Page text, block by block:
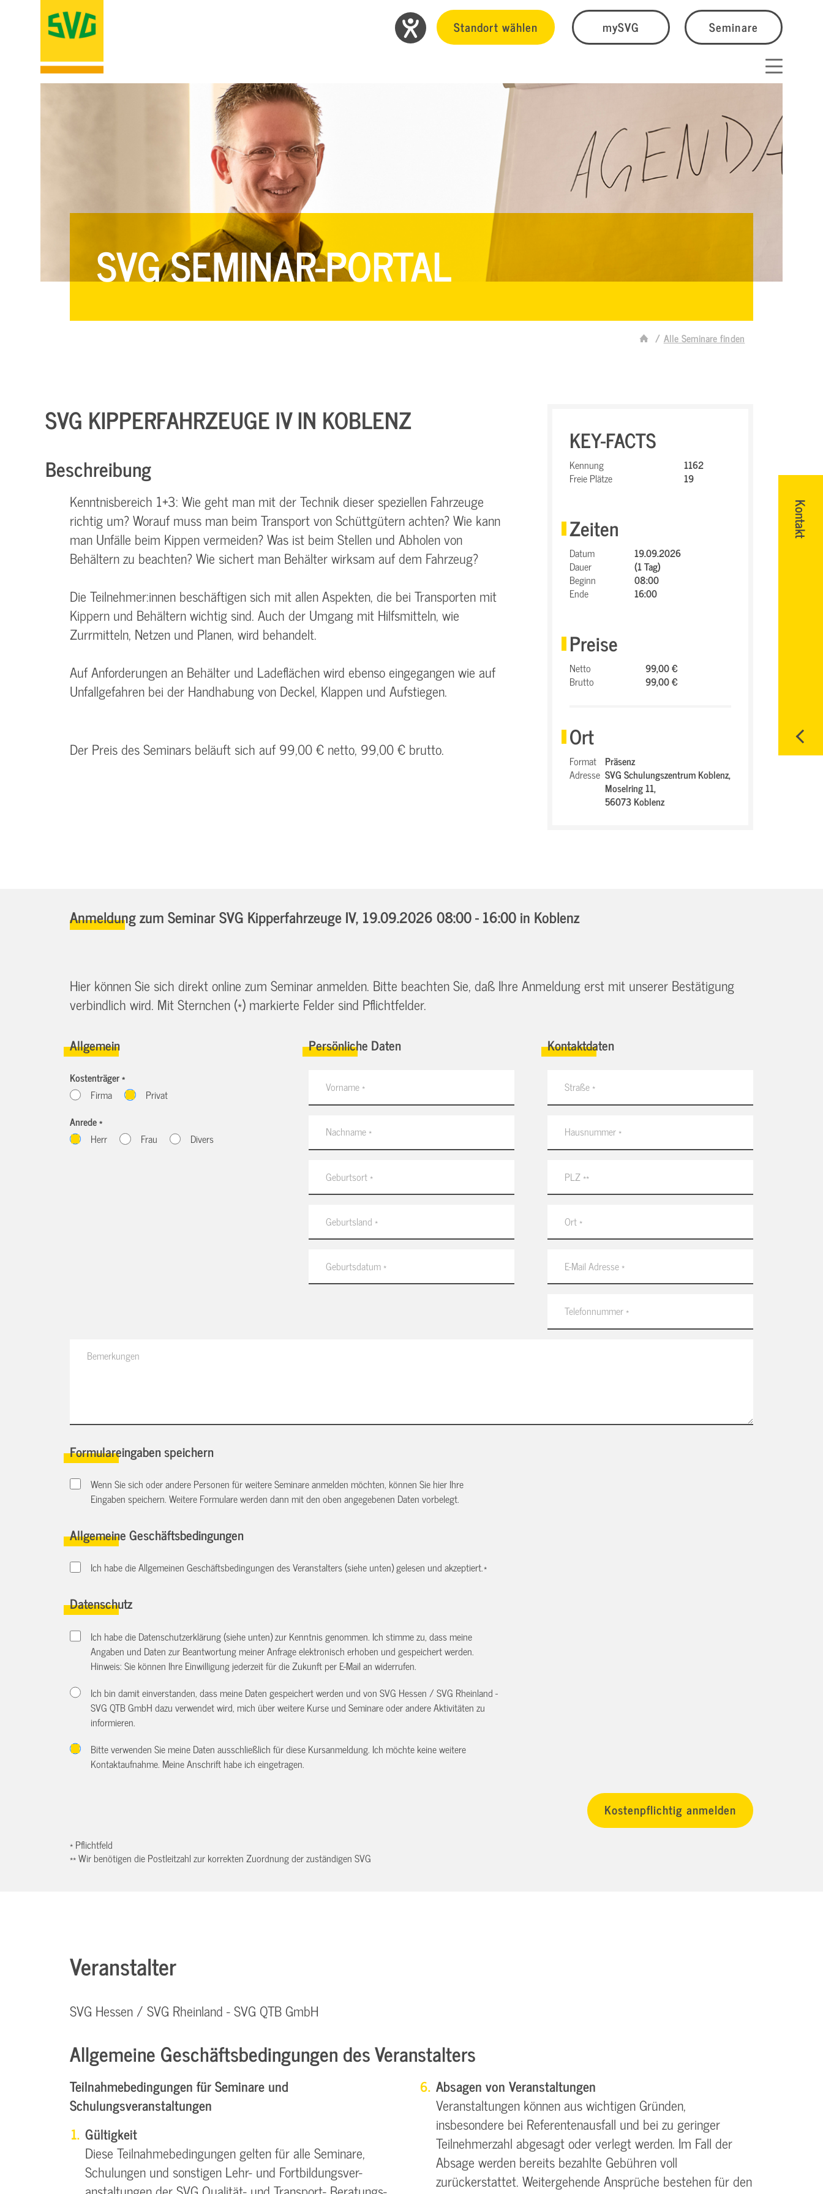
Standort wählen mySVG Seminare
SVG SEMINAR-PORTAL
Alle Seminare finden
Kontakt
SVG KIPPERFAHRZEUGE IV IN KOBLENZ
Beschreibung
Kenntnisbereich 1+3: Wie geht man mit der Technik dieser speziellen Fahrzeuge
richtig um? Worauf muss man beim Transport von Schüttgütern achten? Wie kann
man Unfälle beim Kippen vermeiden? Was ist beim Stellen und Abholen von
Behältern zu beachten? Wie sichert man Behälter wirksam auf dem Fahrzeug?
Die Teilnehmer:innen beschäftigen sich mit allen Aspekten, die bei Transporten mit
Kippern und Behältern wichtig sind. Auch der Umgang mit Hilfsmitteln, wie
Zurrmitteln, Netzen und Planen, wird behandelt.
Auf Anforderungen an Behälter und Ladeflächen wird ebenso eingegangen wie auf
Unfallgefahren bei der Handhabung von Deckel, Klappen und Aufstiegen.
Der Preis des Seminars beläuft sich auf 99,00 € netto, 99,00 € brutto.
KEY-FACTS
Kennung
1162
Freie Plätze
19
Zeiten
Datum
19.09.2026
Dauer
(1 Tag)
Beginn
08:00
Ende
16:00
Preise
Netto
99,00 €
Brutto
99,00 €
Ort
Format Präsenz
Adresse SVG Schulungszentrum Koblenz,
Moselring 11,
56073 Koblenz
Anmeldung zum Seminar SVG Kipperfahrzeuge IV, 19.09.2026 08:00 - 16:00in Koblenz
Hier können Sie sich direkt online zum Seminar anmelden. Bitte beachten Sie, daß Ihre Anmeldung erst mit unserer Bestätigung
verbindlich wird. Mit Sternchen (*) markierte Felder sind Pflichtfelder.
Allgemein
Kostenträger *
Firma
Privat
Anrede *
Herr
Frau Divers
Persönliche Daten Kontaktdaten
Formulareingaben speichern
Wenn Sie sich oder andere Personen für weitere Seminare anmelden möchten, können Sie hier Ihre
Eingaben speichern. Weitere Formulare werden dann mit den oben angegebenen Daten vorbelegt.
Allgemeine Geschäftsbedingungen
Ich habe die Allgemeinen Geschäftsbedingungen des Veranstalters (siehe unten) gelesen und akzeptiert.*
Datenschutz
Ich habe die Datenschutzerklärung (siehe unten) zur Kenntnis genommen. Ich stimme zu, dass meine
Angaben und Daten zur Beantwortung meiner Anfrage elektronisch erhoben und gespeichert werden.
Hinweis: Sie können Ihre Einwilligung jederzeit für die Zukunft per E-Mail anwiderrufen.
Ich bin damit einverstanden, dass meine Daten gespeichert werden und von SVG Hessen / SVG Rheinland -
SVG QTB GmbH dazu verwendet wird, mich über weitere Kurse und Seminare oder andere Aktivitäten zu
informieren.
Bitte verwenden Sie meine Daten ausschließlich für diese Kursanmeldung. Ich möchte keine weitere
Kontaktaufnahme. Meine Anschrift habe ich eingetragen.
* Pflichtfeld
** Wir benötigen die Postleitzahl zur korrekten Zuordnung der zuständigen SVG
Veranstalter
SVG Hessen / SVG Rheinland - SVG QTB GmbH
Allgemeine Geschäftsbedingungen des Veranstalters
Teilnahmebedingungen für Seminare und
Schulungsveranstaltungen
Gültigkeit
Diese Teilnahmebedingungen gelten für alle Seminare,
Schulungen und sonstigen Lehr- und Fortbildungsver-
Absagen von Veranstaltungen
Veranstaltungen können aus wichtigen Gründen,
insbesondere bei Referentenausfall und bei zu geringer
Teilnehmerzahl abgesagt oder verlegt werden. Im Fall der
Absage werden bereits bezahlte Gebühren voll
zurückerstattet. Weitergehende Ansprüche bestehen für den